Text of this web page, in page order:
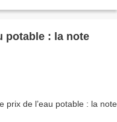
potable : la note